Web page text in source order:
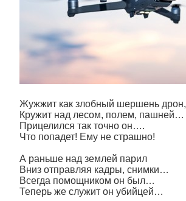
Жужжит как злобный шершень дрон,
Кружит над лесом, полем, пашней…
Прицелился так точно он….
Что попадет! Ему не страшно!
А раньше над землей парил
Вниз отправляя кадры, снимки…
Всегда помощником он был…
Теперь же служит он убийцей…